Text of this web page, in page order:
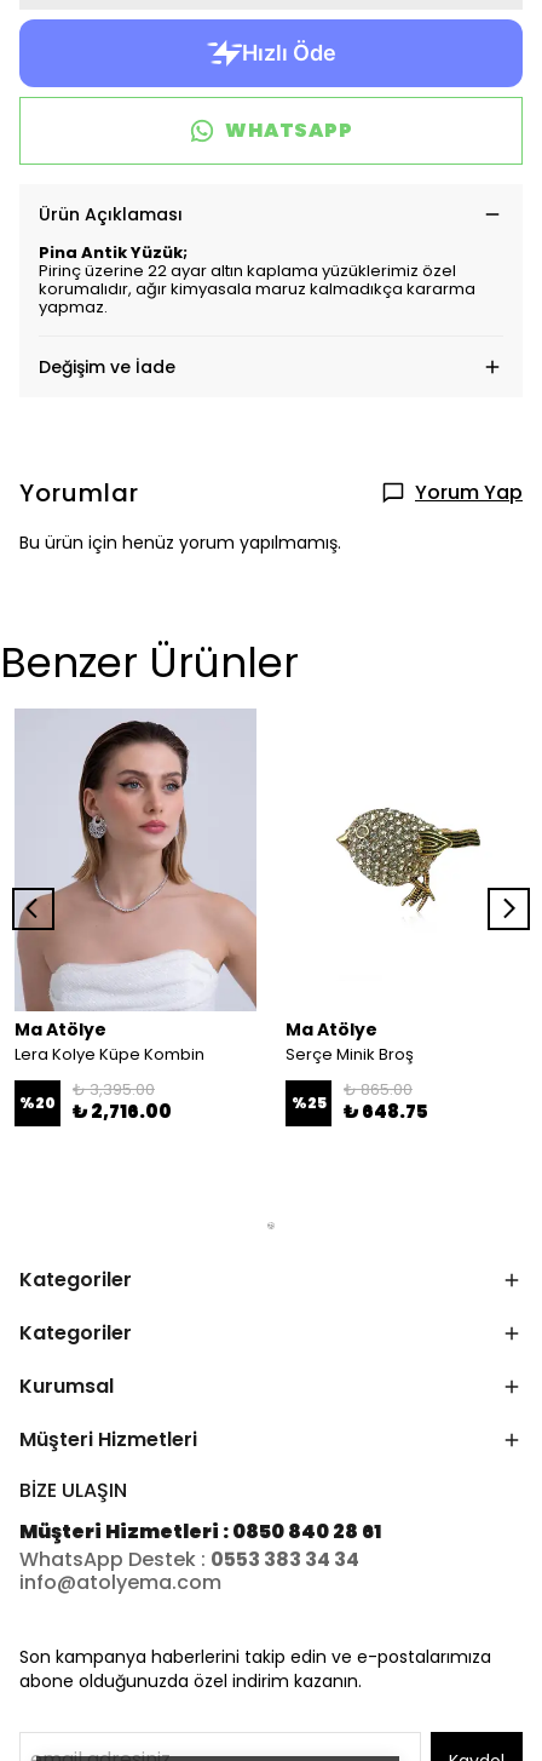
WHATSAPP
Ürün Açıklaması
Pina Antik Yüzük;
Pirinç üzerine 22 ayar altın kaplama yüzüklerimiz özel
korumalıdır, ağır kimyasala maruz kalmadıkça kararma
yapmaz.
Değişim ve İade
Yorumlar Yorum Yap
Bu ürün için henüz yorum yapılmamış.
Benzer Ürünler
Ma Atölye
Lera Kolye Küpe Kombin
%20
₺ 3,395.00
₺ 2,716.00
Ma Atölye
Serçe Minik Broş
%25
₺ 865.00
₺ 648.75
Kategoriler
Kategoriler
Kurumsal
Müşteri Hizmetleri
BİZE ULAŞIN
Müşteri Hizmetleri : 0850 840 28 61
WhatsApp Destek : 0553 383 34 34
info@atolyema.com
Son kampanya haberlerini takip edin ve e-postalarımıza
abone olduğunuzda özel indirim kazanın.